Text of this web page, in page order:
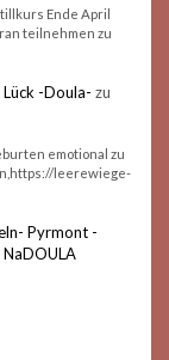
Ende April
teilnehmen zu
-Doula- zu
emotional zu
leerewiege-
Pyrmont -